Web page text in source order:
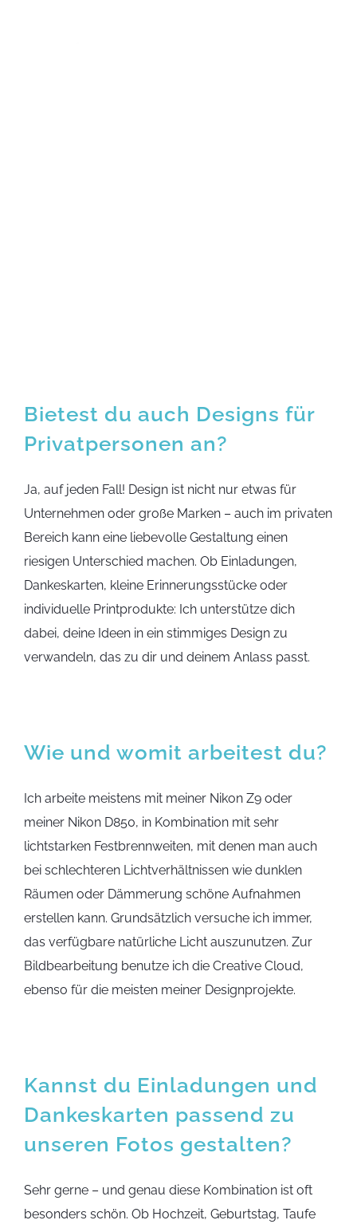
Bietest du auch Designs für
Privatpersonen an?
Ja, auf jeden Fall! Design ist nicht nur etwas für
Unternehmen oder große Marken – auch im privaten
Bereich kann eine liebevolle Gestaltung einen
riesigen Unterschied machen. Ob Einladungen,
Dankeskarten, kleine Erinnerungsstücke oder
individuelle Printprodukte: Ich unterstütze dich
dabei, deine Ideen in ein stimmiges Design zu
verwandeln, das zu dir und deinem Anlass passt.
Wie und womit arbeitest du?
Ich arbeite meistens mit meiner Nikon Z9 oder
meiner Nikon D850, in Kombination mit sehr
lichtstarken Festbrennweiten, mit denen man auch
bei schlechteren Lichtverhältnissen wie dunklen
Räumen oder Dämmerung schöne Aufnahmen
erstellen kann. Grundsätzlich versuche ich immer,
das verfügbare natürliche Licht auszunutzen. Zur
Bildbearbeitung benutze ich die Creative Cloud,
ebenso für die meisten meiner Designprojekte.
Kannst du Einladungen und
Dankeskarten passend zu
unseren Fotos gestalten?
Sehr gerne – und genau diese Kombination ist oft
besonders schön. Ob Hochzeit, Geburtstag, Taufe